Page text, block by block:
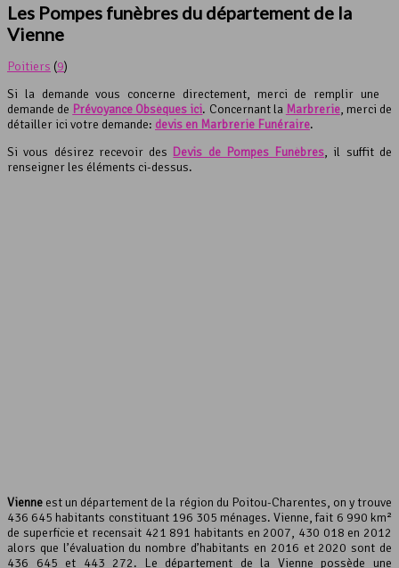
Les Pompes funèbres du département de la
Vienne
Poitiers (9)
Si la demande vous concerne directement, merci de remplir une
demande de Prévoyance Obsèques ici. Concernant la Marbrerie, merci de
détailler ici votre demande: devis en Marbrerie Funéraire.
Si vous désirez recevoir des Devis de Pompes Funèbres, il suffit de
renseigner les éléments ci-dessus.
interserver coupons
Vienne est un département de la région du Poitou-Charentes, on y trouve
436 645 habitants constituant 196 305 ménages. Vienne, fait 6 990 km²
de superficie et recensait 421 891 habitants en 2007, 430 018 en 2012
alors que l’évaluation du nombre d’habitants en 2016 et 2020 sont de
436 645 et 443 272. Le département de la Vienne possède une